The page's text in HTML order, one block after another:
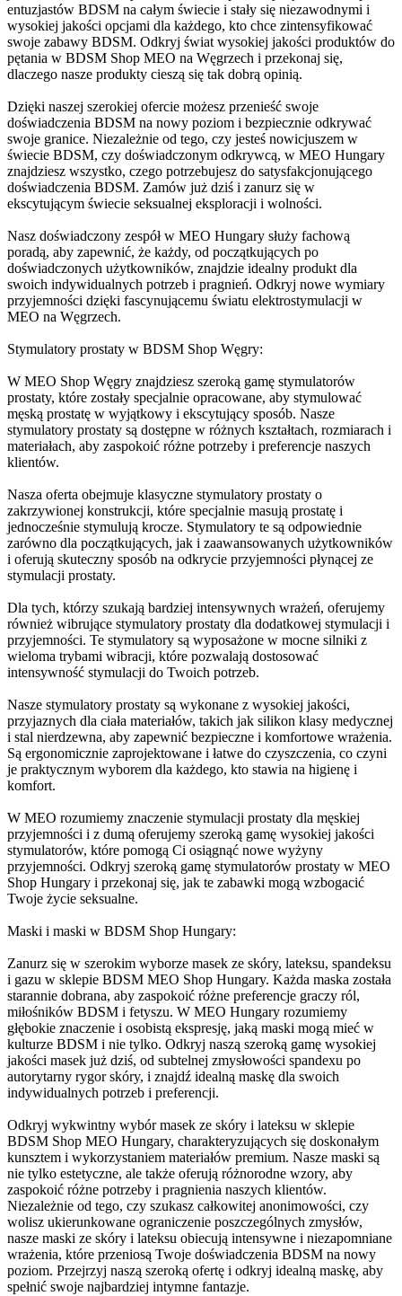
entuzjastów BDSM na całym świecie i stały się niezawodnymi i
wysokiej jakości opcjami dla każdego, kto chce zintensyfikować
swoje zabawy BDSM. Odkryj świat wysokiej jakości produktów do
pętania w BDSM Shop MEO na Węgrzech i przekonaj się,
dlaczego nasze produkty cieszą się tak dobrą opinią.
Dzięki naszej szerokiej ofercie możesz przenieść swoje
doświadczenia BDSM na nowy poziom i bezpiecznie odkrywać
swoje granice. Niezależnie od tego, czy jesteś nowicjuszem w
świecie BDSM, czy doświadczonym odkrywcą, w MEO Hungary
znajdziesz wszystko, czego potrzebujesz do satysfakcjonującego
doświadczenia BDSM. Zamów już dziś i zanurz się w
ekscytującym świecie seksualnej eksploracji i wolności.
Nasz doświadczony zespół w MEO Hungary służy fachową
poradą, aby zapewnić, że każdy, od początkujących po
doświadczonych użytkowników, znajdzie idealny produkt dla
swoich indywidualnych potrzeb i pragnień. Odkryj nowe wymiary
przyjemności dzięki fascynującemu światu elektrostymulacji w
MEO na Węgrzech.
Stymulatory prostaty w BDSM Shop Węgry:
W MEO Shop Węgry znajdziesz szeroką gamę stymulatorów
prostaty, które zostały specjalnie opracowane, aby stymulować
męską prostatę w wyjątkowy i ekscytujący sposób. Nasze
stymulatory prostaty są dostępne w różnych kształtach, rozmiarach i
materiałach, aby zaspokoić różne potrzeby i preferencje naszych
klientów.
Nasza oferta obejmuje klasyczne stymulatory prostaty o
zakrzywionej konstrukcji, które specjalnie masują prostatę i
jednocześnie stymulują krocze. Stymulatory te są odpowiednie
zarówno dla początkujących, jak i zaawansowanych użytkowników
i oferują skuteczny sposób na odkrycie przyjemności płynącej ze
stymulacji prostaty.
Dla tych, którzy szukają bardziej intensywnych wrażeń, oferujemy
również wibrujące stymulatory prostaty dla dodatkowej stymulacji i
przyjemności. Te stymulatory są wyposażone w mocne silniki z
wieloma trybami wibracji, które pozwalają dostosować
intensywność stymulacji do Twoich potrzeb.
Nasze stymulatory prostaty są wykonane z wysokiej jakości,
przyjaznych dla ciała materiałów, takich jak silikon klasy medycznej
i stal nierdzewna, aby zapewnić bezpieczne i komfortowe wrażenia.
Są ergonomicznie zaprojektowane i łatwe do czyszczenia, co czyni
je praktycznym wyborem dla każdego, kto stawia na higienę i
komfort.
W MEO rozumiemy znaczenie stymulacji prostaty dla męskiej
przyjemności i z dumą oferujemy szeroką gamę wysokiej jakości
stymulatorów, które pomogą Ci osiągnąć nowe wyżyny
przyjemności. Odkryj szeroką gamę stymulatorów prostaty w MEO
Shop Hungary i przekonaj się, jak te zabawki mogą wzbogacić
Twoje życie seksualne.
Maski i maski w BDSM Shop Hungary:
Zanurz się w szerokim wyborze masek ze skóry, lateksu, spandeksu
i gazu w sklepie BDSM MEO Shop Hungary. Każda maska została
starannie dobrana, aby zaspokoić różne preferencje graczy ról,
miłośników BDSM i fetyszu. W MEO Hungary rozumiemy
głębokie znaczenie i osobistą ekspresję, jaką maski mogą mieć w
kulturze BDSM i nie tylko. Odkryj naszą szeroką gamę wysokiej
jakości masek już dziś, od subtelnej zmysłowości spandexu po
autorytarny rygor skóry, i znajdź idealną maskę dla swoich
indywidualnych potrzeb i preferencji.
Odkryj wykwintny wybór masek ze skóry i lateksu w sklepie
BDSM Shop MEO Hungary, charakteryzujących się doskonałym
kunsztem i wykorzystaniem materiałów premium. Nasze maski są
nie tylko estetyczne, ale także oferują różnorodne wzory, aby
zaspokoić różne potrzeby i pragnienia naszych klientów.
Niezależnie od tego, czy szukasz całkowitej anonimowości, czy
wolisz ukierunkowane ograniczenie poszczególnych zmysłów,
nasze maski ze skóry i lateksu obiecują intensywne i niezapomniane
wrażenia, które przeniosą Twoje doświadczenia BDSM na nowy
poziom. Przejrzyj naszą szeroką ofertę i odkryj idealną maskę, aby
spełnić swoje najbardziej intymne fantazje.